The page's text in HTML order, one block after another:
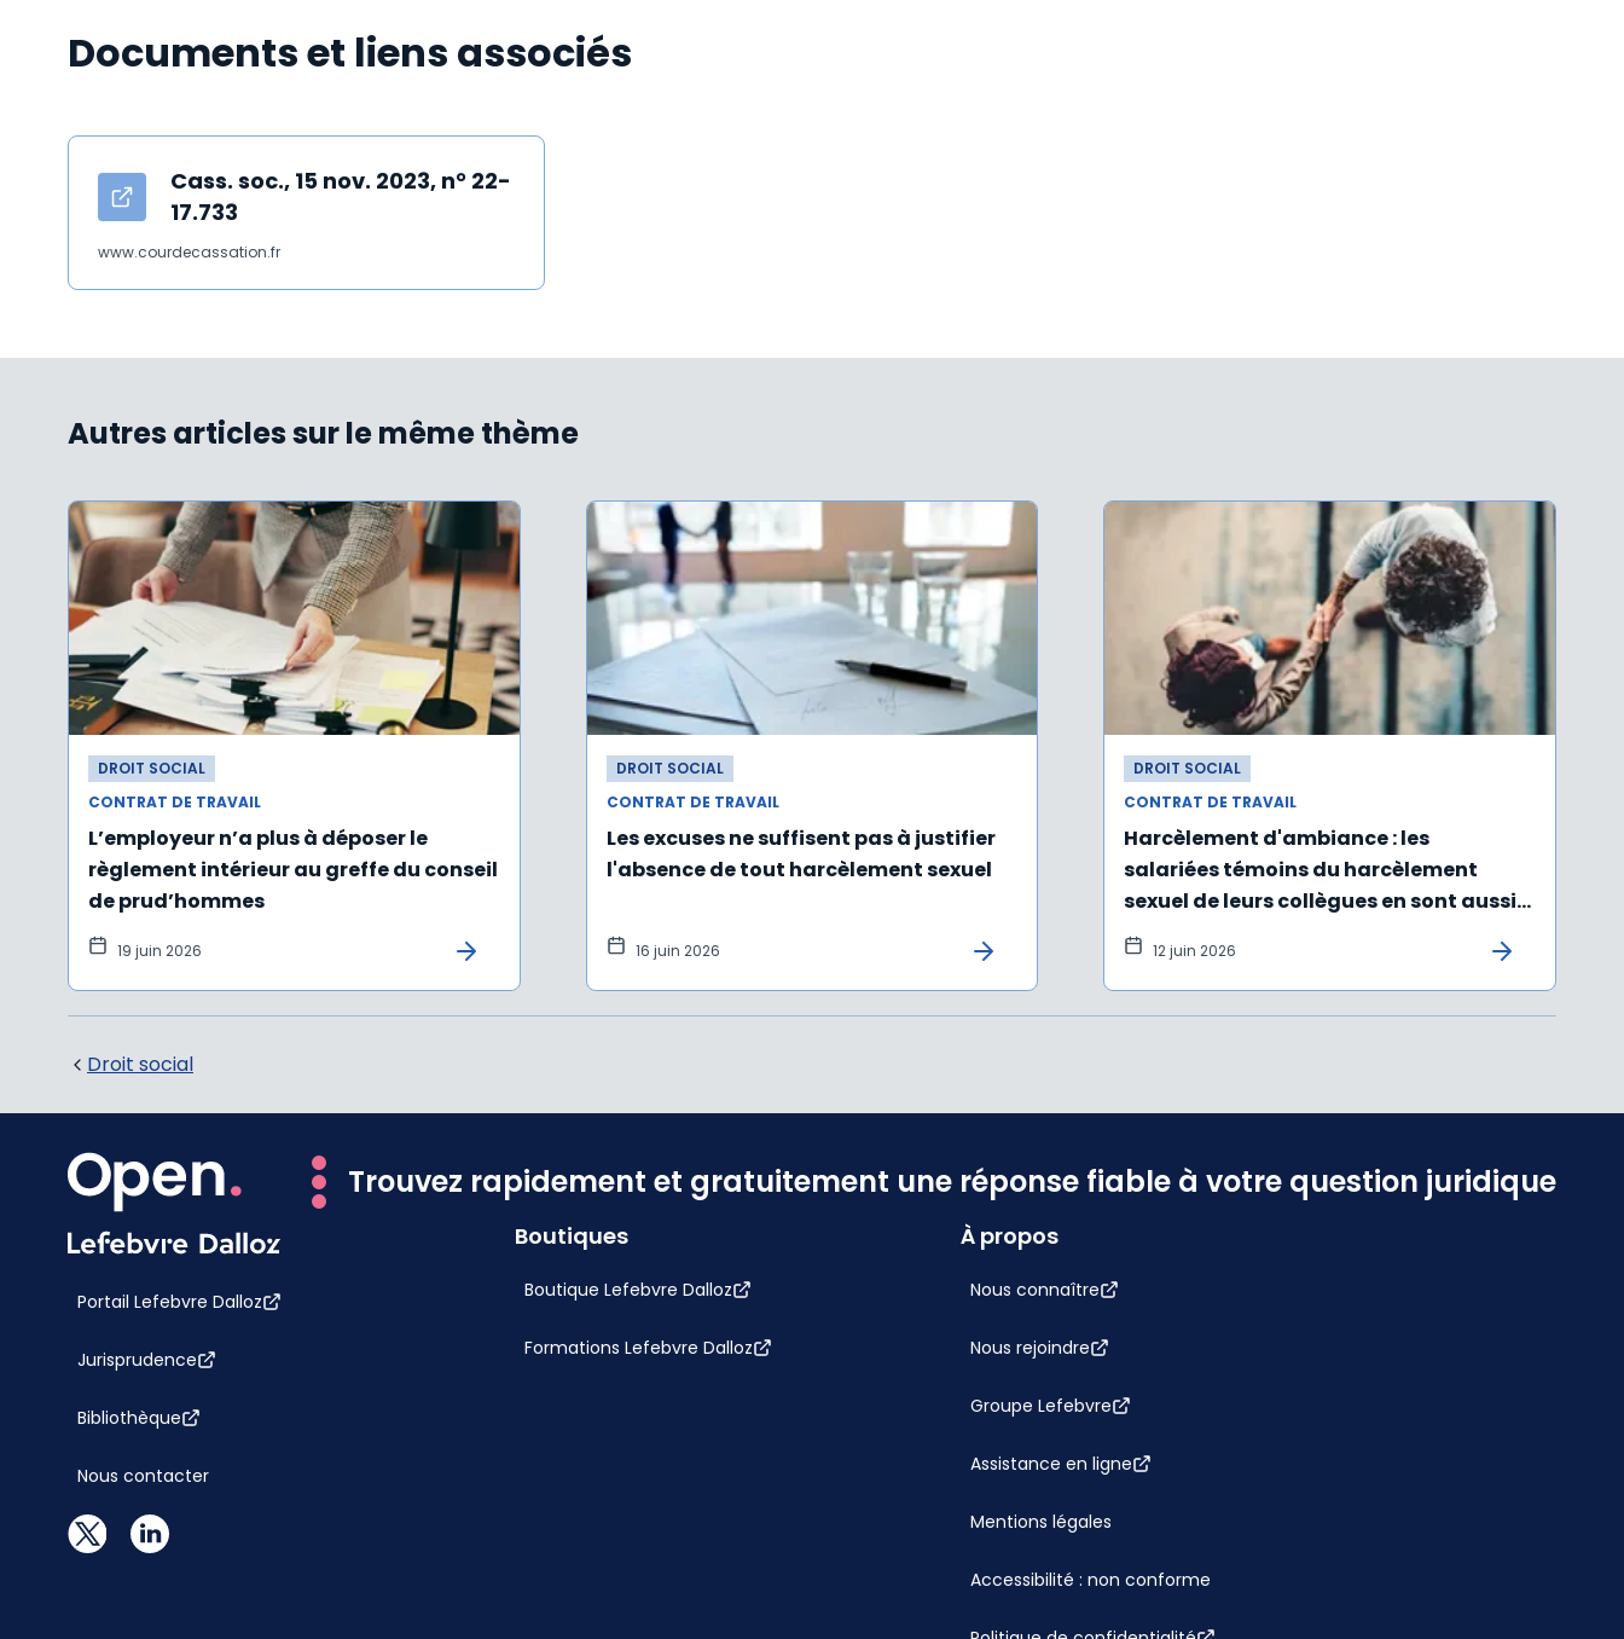
Documents et liens associés
Cass. soc., 15 nov. 2023, n° 22-
17.733
www.courdecassation.fr
Autres articles sur le même thème
DROIT SOCIAL
CONTRAT DE TRAVAIL
L’employeur n’a plus à déposer le
règlement intérieur au greffe du conseil
de prud’hommes
19 juin 2026
DROIT SOCIAL
CONTRAT DE TRAVAIL
Les excuses ne suffisent pas à justifier
l'absence de tout harcèlement sexuel
16 juin 2026
DROIT SOCIAL
CONTRAT DE TRAVAIL
Harcèlement d'ambiance : les
salariées témoins du harcèlement
sexuel de leurs collègues en sont aussi
victimes
12 juin 2026
Droit social
Trouvez rapidement et gratuitement une réponse fiable à votre question juridique
Portail Lefebvre Dalloz
Jurisprudence
Bibliothèque
Nous contacter
Boutiques
Boutique Lefebvre Dalloz
Formations Lefebvre Dalloz
À propos
Nous connaître
Nous rejoindre
Groupe Lefebvre
Assistance en ligne
Mentions légales
Accessibilité : non conforme